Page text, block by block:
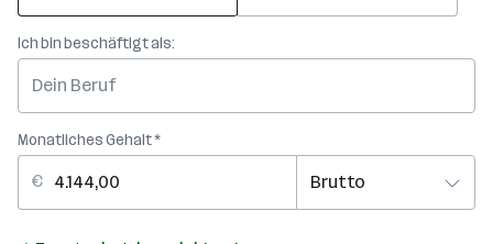
Ich bin beschäftigt als:
Monatliches Gehalt *